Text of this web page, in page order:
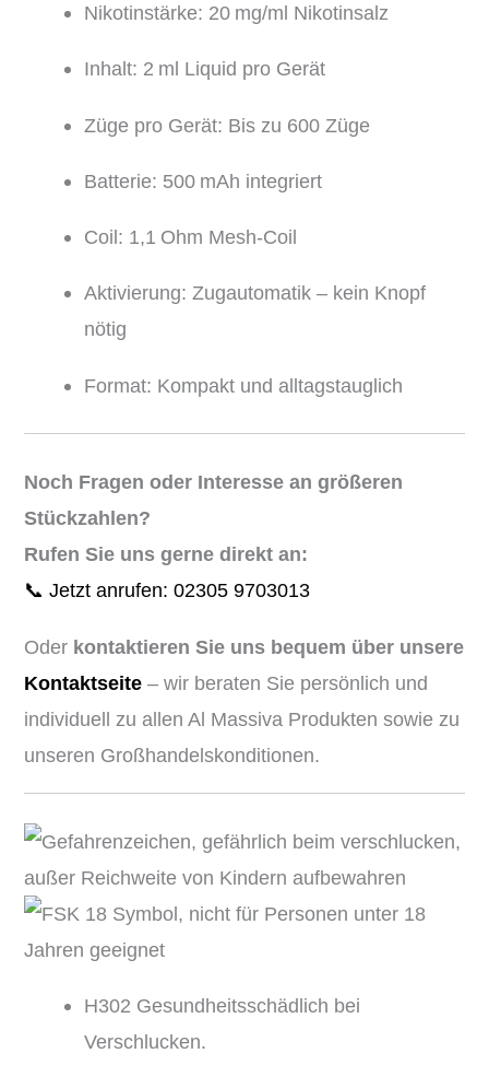
Nikotinstärke: 20 mg/ml Nikotinsalz
Inhalt: 2 ml Liquid pro Gerät
Züge pro Gerät: Bis zu 600 Züge
Batterie: 500 mAh integriert
Coil: 1,1 Ohm Mesh-Coil
Aktivierung: Zugautomatik – kein Knopf
nötig
Format: Kompakt und alltagstauglich
Noch Fragen oder Interesse an größeren
Stückzahlen?
Rufen Sie uns gerne direkt an:
📞 Jetzt anrufen: 02305 9703013
Oder kontaktieren Sie uns bequem über unsere
Kontaktseite – wir beraten Sie persönlich und
individuell zu allen Al Massiva Produkten sowie zu
unseren Großhandelskonditionen.
H302 Gesundheitsschädlich bei
Verschlucken.